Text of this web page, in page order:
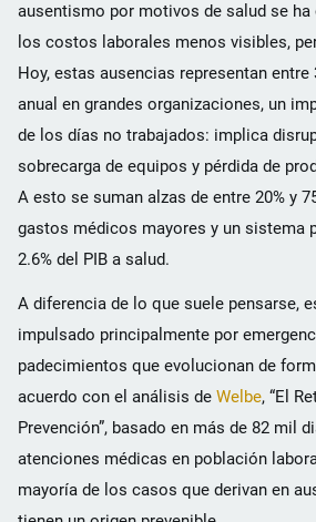
ausentismo por motivos de salud se ha
los costos laborales menos visibles,
Hoy, estas ausencias representan entre
anual en grandes organizaciones, un
de los días no trabajados: implica
sobrecarga de equipos y pérdida de
A esto se suman alzas de entre 20% y
gastos médicos mayores y un sistema
2.6% del PIB a salud.
A diferencia de lo que suele pensarse,
impulsado principalmente por
padecimientos que evolucionan de
acuerdo con el análisis de Welbe, “El
Prevención”, basado en más de 82 mil
atenciones médicas en población
mayoría de los casos que derivan en